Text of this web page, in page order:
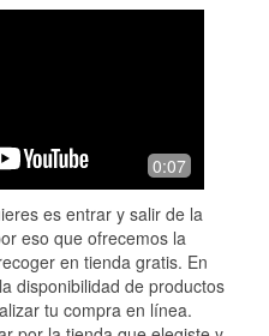
0:07
es entrar y salir de la
eso que ofrecemos la
en tienda gratis. En
disponibilidad de productos
tu compra en línea.